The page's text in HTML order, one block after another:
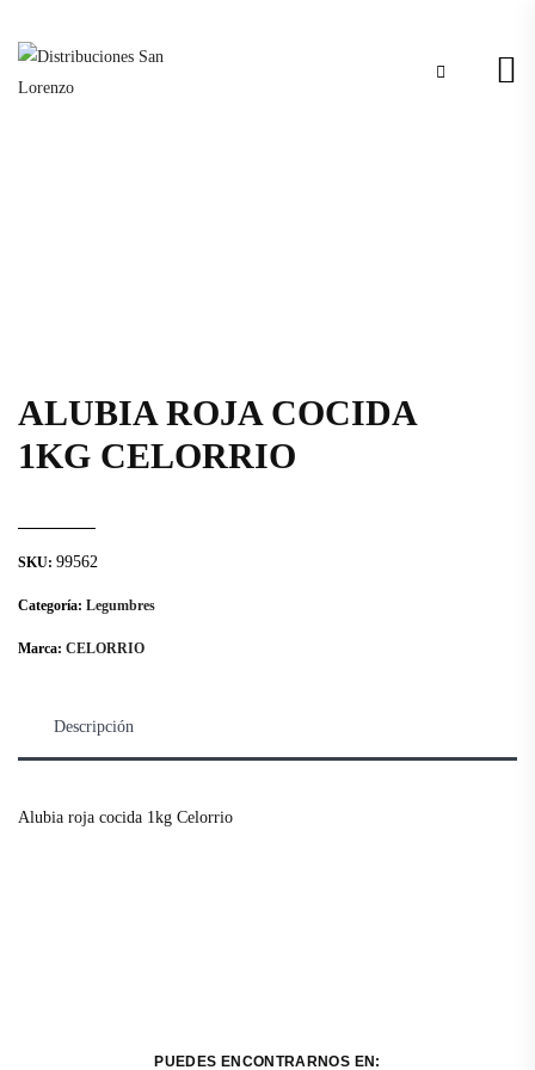
ALUBIA ROJA COCIDA
1KG CELORRIO
SKU: 99562
Categoría: Legumbres
Marca: CELORRIO
Descripción
Alubia roja cocida 1kg Celorrio
PUEDES ENCONTRARNOS EN: